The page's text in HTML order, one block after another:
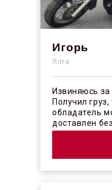
Игорь
Ялта
Извиняюсь
Получил
обладатель
доставлен
огорчило